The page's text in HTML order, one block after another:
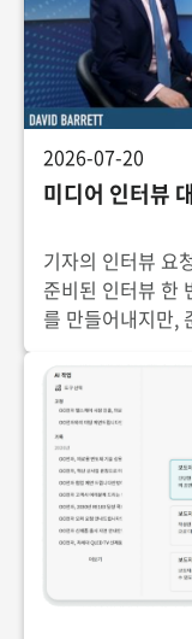
2026-07-20
미디어 인터뷰
기자의 인터뷰 요
준비된 인터뷰 한
를 만들어내지만,
았을 때 무엇을 확